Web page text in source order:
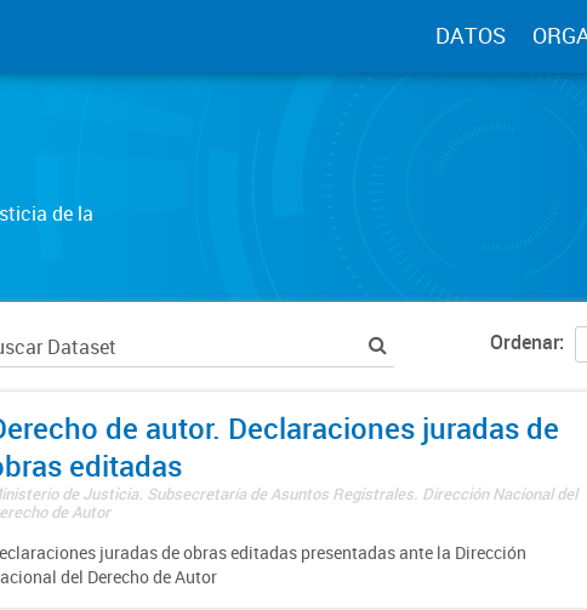
DATOS
de la
Ordenar
de autor. Declaraciones juradas de
editadas
de Justicia. Subsecretaría de Asuntos Registrales. Dirección Nacional del
de Autor
juradas de obras editadas presentadas ante la Dirección
del Derecho de Autor